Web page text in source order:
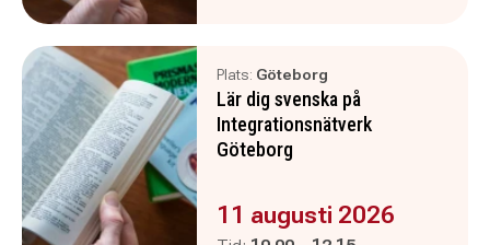
Plats: Göteborg
Lär dig svenska på
Integrationsnätverk
Göteborg
Evenemanget är :
11 augusti 2026